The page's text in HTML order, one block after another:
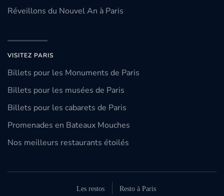
Réveillons du Nouvel An à Paris
VISITEZ PARIS
Billets pour les Monuments de Paris
Billets pour les musées de Paris
Billets pour les cabarets de Paris
Promenades en Bateaux Mouches
Nos meilleurs restaurants étoilés
Les restos Resto à Paris